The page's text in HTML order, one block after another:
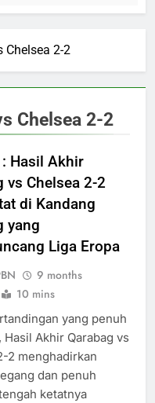
Chelsea 2-2
Chelsea 2-2
Hasil Akhir
vs Chelsea 2-2
di Kandang
yang
Liga Eropa
9 months
10 mins
yang penuh
Hasil Akhir Qarabag vs
2 menghadirkan
dan penuh
ketatnya